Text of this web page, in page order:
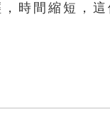
時間縮短，